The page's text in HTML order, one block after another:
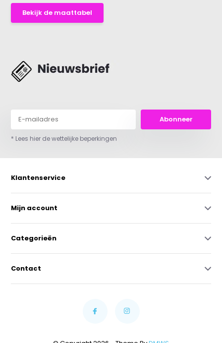
Bekijk de maattabel
Abonneer
* Lees hier de wettelijke beperkingen
Klantenservice
Mijn account
Categorieën
Contact